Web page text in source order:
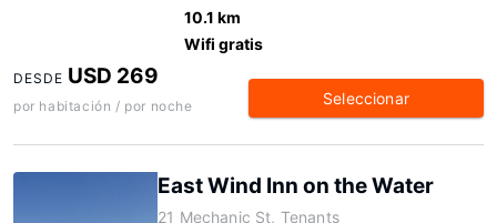
10.1 km
Wifi gratis
DESDE USD 269
por habitación / por noche Seleccionar
East Wind Inn on the Water
21 Mechanic St, Tenants